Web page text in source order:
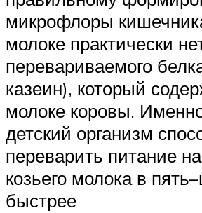
микрофлоры
молоке практически
перевариваемого
казеин), который
молоке коровы.
детский организм
переварить питание
козьего молока в
быстрее